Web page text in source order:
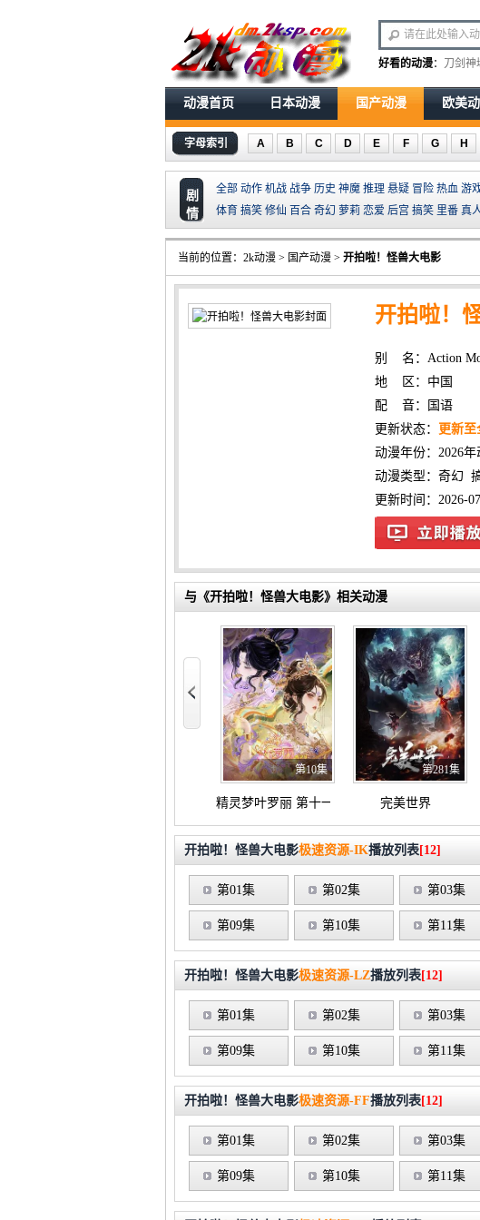
好看的动漫： 刀剑神
动漫首页 日本动漫 国产动漫 欧美
字母索引 A B C D E F G H
剧
情
全部 动作 机战 战争 历史 神魔 推理 悬疑 冒险 热血 游
体育 搞笑 修仙 百合 奇幻 萝莉 恋爱 后宫 搞笑 里番 真
当前的位置： 2k动漫 > 国产动漫 > 开拍啦！怪兽大电影
开拍啦！
别 名：Action
地 区：中国
配 音：国语
更新状态：
更新至
动漫年份： 2026年
动漫类型： 奇幻
更新时间：2026-
与《开拍啦！怪兽大电影》相关动漫
斩神之凡尘神域 第二季
精灵梦叶罗丽 第十一季（下）
第10集
完美世界
第281集
开拍啦！怪兽大电影极速资源-IK播放列表[12]
第01集 第02集 第03集
第09集 第10集 第11集
开拍啦！怪兽大电影极速资源-LZ播放列表[12]
第01集 第02集 第03集
第09集 第10集 第11集
开拍啦！怪兽大电影极速资源-FF播放列表[12]
第01集 第02集 第03集
第09集 第10集 第11集